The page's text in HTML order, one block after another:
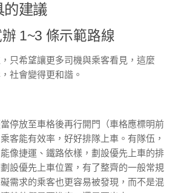
的建議
1~3 條示範路線
只希望讓更多司機與乘客看見，這麼
社會變得更和諧。
停放至車格後再行開門（車格應標明前
客能有效率，好好排隊上車。有隊伍，
像捷運、鐵路依樣，劃設優先上車的排
設優先上車位置，有了整齊的一般常規
需求的乘客也更容易被發現，而不是混